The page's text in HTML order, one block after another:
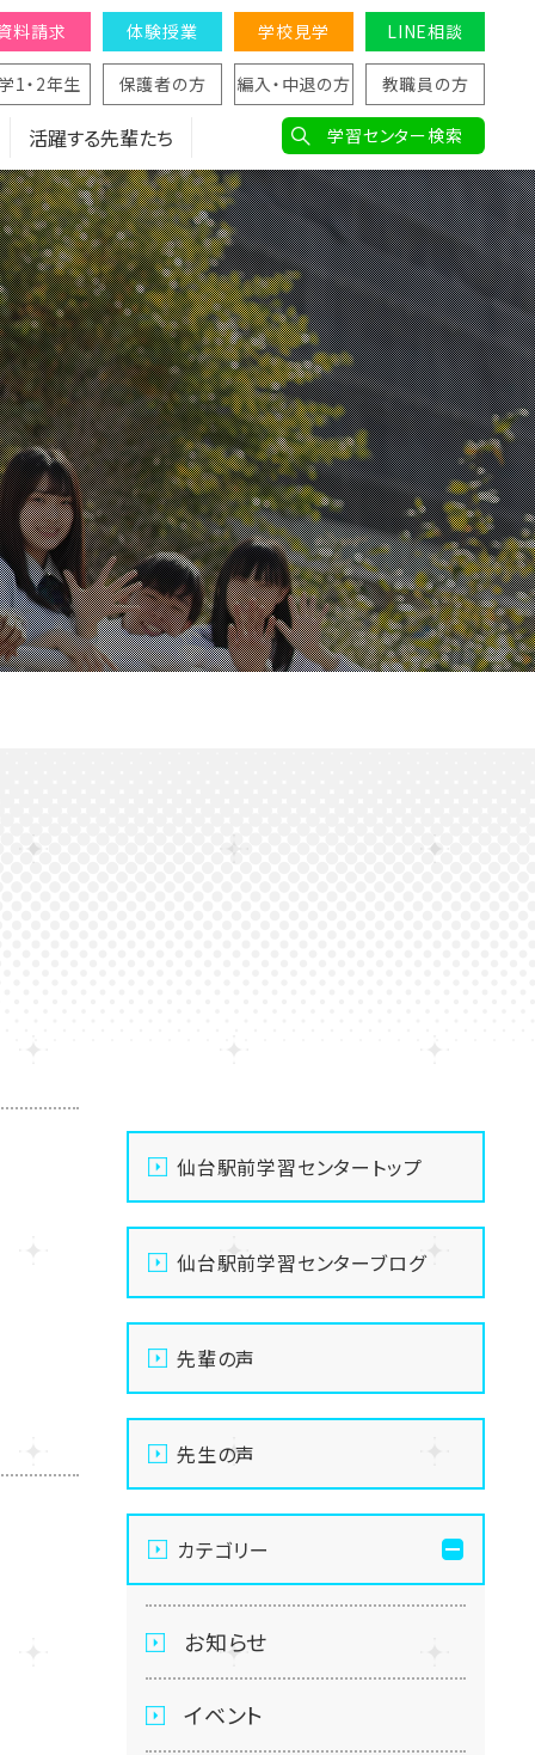
活躍する先輩たち
料請求 体験授業 学校見学 LINE相談
1・2年生 保護者の方 編入・中退の方 教職員の方
学習センター検索
仙台駅前学習センタートップ
仙台駅前学習センターブログ
先輩の声
先生の声
カテゴリー
お知らせ
イベント